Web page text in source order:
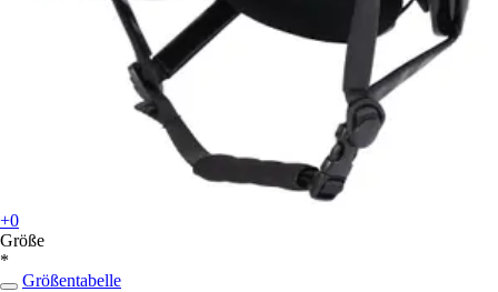
+0
Größe
*
Größentabelle